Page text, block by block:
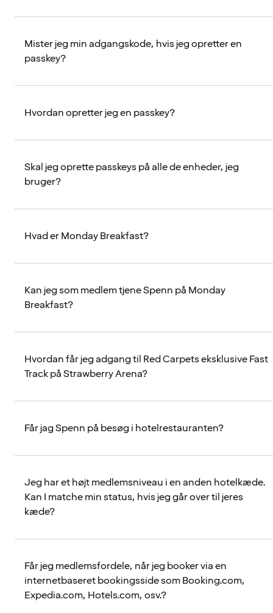
Mister jeg min adgangskode, hvis jeg opretter en
passkey?
Hvordan opretter jeg en passkey?
Skal jeg oprette passkeys på alle de enheder, jeg
bruger?
Hvad er Monday Breakfast?
Kan jeg som medlem tjene Spenn på Monday
Breakfast?
Hvordan får jeg adgang til Red Carpets eksklusive Fast
Track på Strawberry Arena?
Får jag Spenn på besøg i hotelrestauranten?
Jeg har et højt medlemsniveau i en anden hotelkæde.
Kan I matche min status, hvis jeg går over til jeres
kæde?
Får jeg medlemsfordele, når jeg booker via en
internetbaseret bookingsside som Booking.com,
Expedia.com, Hotels.com, osv.?